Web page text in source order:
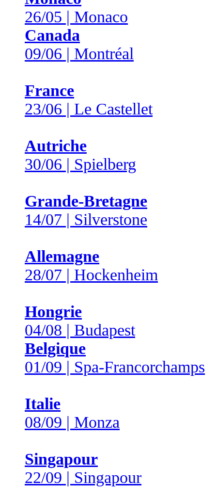
26/05 | Monaco
Canada
09/06 | Montréal
France
23/06 | Le Castellet
Autriche
30/06 | Spielberg
Grande-Bretagne
14/07 | Silverstone
Allemagne
28/07 | Hockenheim
Hongrie
04/08 | Budapest
Belgique
01/09 | Spa-Francorchamps
Italie
08/09 | Monza
Singapour
22/09 | Singapour